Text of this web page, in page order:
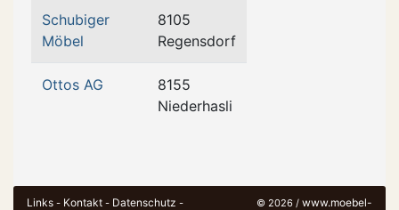
Schubiger
Möbel
8105
Regensdorf
Ottos AG
8155
Niederhasli
Links - Kontakt - Datenschutz - © 2026 / www.moebel-